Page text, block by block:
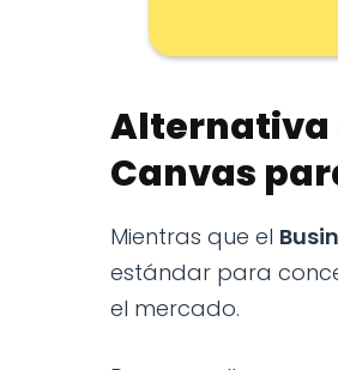
Alternativa
Canvas
Mientras que el
estándar para
el mercado.